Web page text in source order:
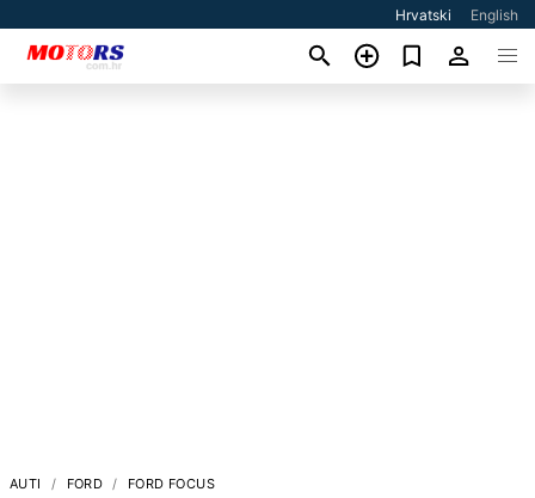
Hrvatski English
AUTI FORD FORD FOCUS